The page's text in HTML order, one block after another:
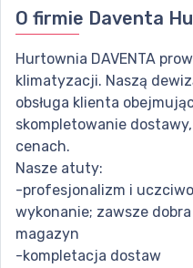
O firmie Daventa
Hurtownia DAVENTA
klimatyzacji. Naszą
obsługa klienta
skompletowanie
cenach.
Nasze atuty:
-profesjonalizm i
wykonanie; zawsze
magazyn
-kompletacja dostaw